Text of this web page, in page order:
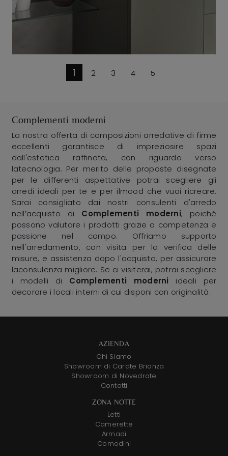
1 2 3 4 5
Complementi moderni
La nostra offerta di composizioni arredative di firme
eccellenti garantisce di impreziosire spazi
dall'estetica raffinata, con riguardo verso
latecnologia. Per merito delle proposte disegnate
per le differenti aspettative potrai scegliere gli
arredi ideali per te e per ilmood che vuoi ricreare.
Sarai consigliato dai nostri consulenti d'arredo
nell’acquisto di Complementi moderni, poiché
possono valutare i prodotti grazie a competenza e
passione nel campo. Offriamo supporto
nell'arredamento, con visita per la verifica delle
misure, e assistenza dopo l'acquisto, per assicurare
laconsulenza migliore. Se ci visiterai, potrai scegliere
i modelli di Complementi moderni ideali per
decorare i locali interni di cui disponi con originalità.
ZONA NOTTE
Letti
Camerette
Armadi
Comodini
AZIENDA
Chi Siamo
Showroom di Carate Brianza
Showroom di Novedrate
Contatti